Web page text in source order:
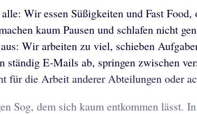
Wir essen Süßigkeiten und Fast
kaum Pausen und schlafen nicht
Wir arbeiten zu viel, schieben
ständig E-Mails ab, springen zwischen
für die Arbeit anderer Abteilungen oder
Sog, dem sich kaum entkommen lässt.